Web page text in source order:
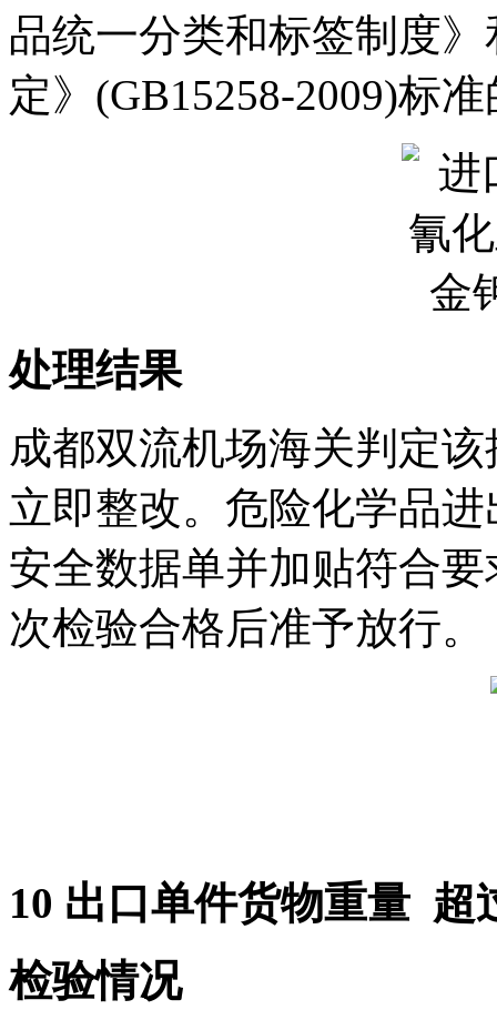
品统一分类和标签制度
定》(GB15258-2009)标
处理结果
成都双流机场海关判定
立即整改。危险化学品
安全数据单并加贴符合
次检验合格后准予放行。
10 出口单件货物重量 超
检验情况